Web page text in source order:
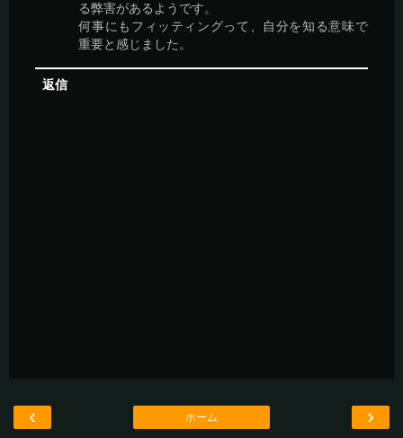
る弊害があるようです。
何事にもフィッティングって、自分を知る意味で
重要と感じました。
返信
‹ ›
ホーム